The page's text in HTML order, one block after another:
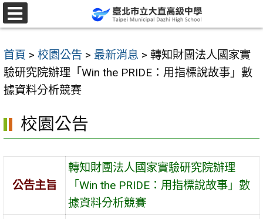
跳
至
要
內
容
首頁 > 校園公告 > 最新消息 > 轉知財團法人國家實
驗研究院辦理「Win the PRIDE：用指標說故事」數
據資料分析競賽
校園公告
公告主旨
轉知財團法人國家實驗研究院辦理
「Win the PRIDE：用指標說故事」數
據資料分析競賽
選
單